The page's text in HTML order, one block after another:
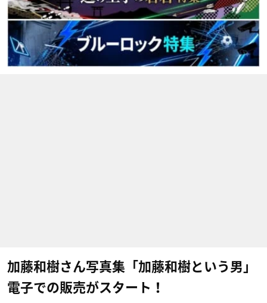
加藤和樹さん写真集「加藤和樹という男」
電子での販売がスタート！